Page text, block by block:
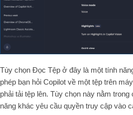
Tùy chọn Đọc Tệp ở đây là một tính
phép bạn hỏi Copilot về một tệp trên
phải tải tệp lên. Tùy chọn này nằm
năng khác yêu cầu quyền truy cập vào